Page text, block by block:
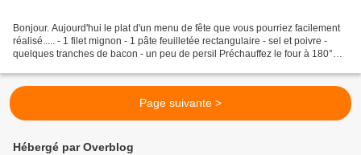
Bonjour. Aujourd'hui le plat d'un menu de fête que vous pourriez facilement
réalisé..... - 1 filet mignon - 1 pâte feuilletée rectangulaire - sel et poivre -
quelques tranches de bacon - un peu de persil Préchauffez le four à 180°
Page suivante >
Hébergé par Overblog